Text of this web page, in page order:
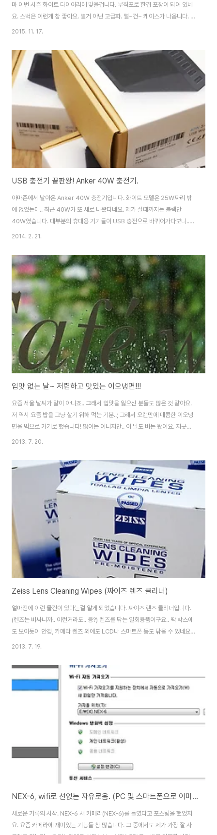
마 이번 시즌 화이트 다이어리에 맞을겁니다. 부직포로 한겹 포장이 되어 있네
요. 스벅은 이런게 참 좋아요. 별거 아닌 고급화. 뻘~건~ 케이스가 나옵니다. 사
이즈별로 디자인은 다릅니다. 컬러나 디자인이나 비교적 마음에 들어요. 뒤에
리 케이스이지만.. 아이패드에 딱 맞습니다! 사이즈 보는 순간 딱이다! 라는 생
각이 들더라구요. (제 패드는 뉴아이패드(또는 아이패드3, 토사구패드..;) 입니
다.) 스마트 커버 씌운채로도 여유롭게 들어가요. 겨울철에는 패드가 차가워서
들고 다니려면 별도의 케이스를 씌워야 하는데.. 딱 좋네요. 디자인 깔끔하고,
2015. 11. 17.
USB 충전기 끝판왕! Anker 40W 충전기.
아마존에서 날아온 Anker 40W 충전기입니다. 화이트 모델은 25W짜리 밖
에 없었는데.. 최근 40W가 또 새로 나왔다네요. 제가 살때까지는 블랙만
40W였습니다. 대부분의 휴대용 기기들이 USB 충전으로 바뀌어가다보니..
어디 나가기만 하면 들고 다녀야 하는 충전기가 ㅎㄷㄷ합니다. 최근 수학여행
어릴적엔 충전기, 케이블 들고 다닐 일이 없었는데 말이죠. ^^;; 4개를 들여왔
는데 제 손에 남은건 덜렁 하나.. 뭐 딱히 판매하고 그런것도 아닌데... 제 손에
들어오기 전에 모두 예약 완료. -ㅂ-;; 원래 집에도 놓고, 여행용으로도 쓰고..
이래저래 할려고 했는데.. 그냥 여행용으로만 써야겠어요. ㅋ 박스를 열면 본체
가 ..
2014. 2. 21.
입맛 없는 날~ 저렴하고 맛있는 이오냉면!!!
요즘 서울 날씨가 말이 아니죠.. 그래서 입맛을 잃으신 분들도 많은 것 같아요.
저 역시 요즘 밥을 그냥 살기 위해 먹는 기분..; 그래서 오랜만에 매콤한 이오냉
면을 먹으로 가기로 했습니다! 많이는 아니지만.. 이 날도 비는 왔어요. 지긋지
긋. 같이 갈 사람이 오기를 기다리면서.. 단언컨대 아이패드는.. 최고의 디바이
격적으로 먹으러!!! 이오냉면은 우연히 검색을 통해 알게 된 곳인데.. 저렴한 가
격에 맛있는 냉면과 주먹밥을 만날 수 있어요. ^^ 더우니까 물냉으로 시켰습니
다. 이오냉면은 기본적으로 매운 냉면으로.. 그 매운 정도를 결정할 수 있습니
다. (아주 매운, 매운, 덜매운, 아주 덜매운 4단계) 전 보통 덜매운 맛을..
2013. 7. 20.
Zeiss Lens Cleaning Wipes (짜이즈 렌즈 클리너)
얼마전에 이런 물건이 있다는걸 알게 되었습니다. 짜이즈 렌즈 클리너입니다.
(렌즈는 비싸니까.. 이런거라도.. 응?) 렌즈를 닦는 일회용품이구요.. 딱 박스에
도 보이듯이 안경, 카메라 렌즈 외에도 LCD나 스마트폰 등도 닦을 수 있네요.
^^ 다용도로 쓰려고 샀습니다. ^^ 내용물은 요래요래~ 두개씩 붙어 있구요. 총
그걸 언제써? 하는 분과.. 1회용인데 너무 아깝지 않나? 하는 분들이 양분될 것
같은데요. 안경 생활 20년이 넘었고.. 카메라나 스마트폰 등을 사용한지도 오
래 되었는데.. 정말 깔끔하신 분이 아니시면 그리 자주 안 닦게 되더군요. 그래
서 맘 편히 쓰기에 딱 안성맞춤이라는 생각에 구매 했습니다. ^^; 초점..
2013. 7. 19.
NEX-6, wifi로 선없는 자유로움. (PC 및 스마트폰으로 이미지 전송하기)
새로운 기록의 시작. NEX-6 새 카메라(NEX-6)를 들였다고 포스팅을 했었지
요. 요즘 카메라에 재미있는 기능들 참 많습니다. 그 중에서도 제가 가장 잘 사